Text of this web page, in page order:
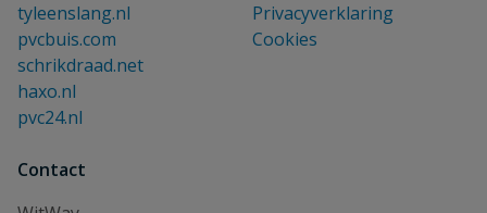
tyleenslang.nl
pvcbuis.com
schrikdraad.net
haxo.nl
pvc24.nl
Privacyverklaring
Cookies
Contact